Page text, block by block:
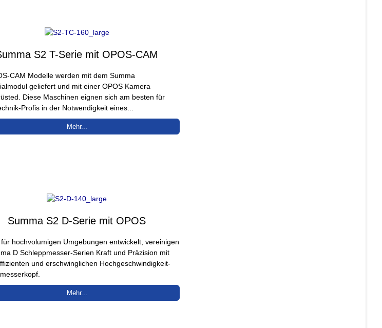
S2 T-Serie mit OPOS-CAM
CAM Modelle werden mit dem Summa
geliefert und mit einer OPOS Kamera
Diese Maschinen eignen sich am besten für
Profis in der Notwendigkeit eines...
Mehr...
Summa S2 D-Serie mit OPOS
hochvolumigen Umgebungen entwickelt, vereinigen
D Schleppmesser-Serien Kraft und Präzision mit
und erschwinglichen Hochgeschwindigkeit-
Mehr...